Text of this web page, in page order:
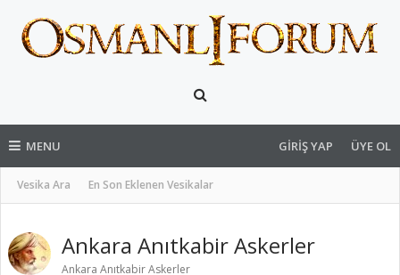
MENU
Vesika Ara En Son Eklenen Vesikalar
GIRIŞ YAP ÜYE OL
Ankara Anıtkabir Askerler
Ankara Anıtkabir Askerler